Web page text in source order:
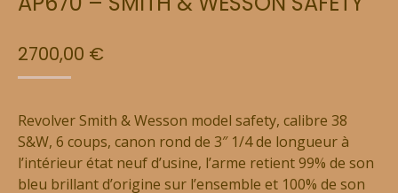
2700,00 €
Revolver Smith & Wesson model safety, calibre 38
S&W, 6 coups, canon rond de 3″ 1/4 de longueur à
l’intérieur état neuf d’usine, l’arme retient 99% de son
bleu brillant d’origine sur l’ensemble et 100% de son